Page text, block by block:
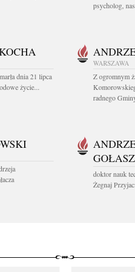
psycholog,
dnia 21 lipca
życie...
WARSZAWA
Z ogromnym
radnego
doktor nauk
Żegnaj